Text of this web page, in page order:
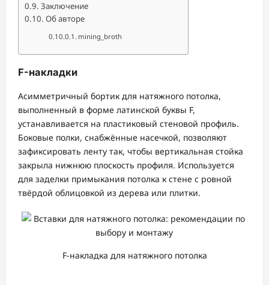
Заключение
Об авторе
mining_broth
F-накладки
Асимметричный бортик для натяжного потолка,
выполненный в форме латинской буквы F,
устанавливается на пластиковый стеновой профиль.
Боковые полки, снабжённые насечкой, позволяют
зафиксировать ленту так, чтобы вертикальная стойка
закрыла нижнюю плоскость профиля. Используется
для заделки примыкания потолка к стене с ровной
твёрдой облицовкой из дерева или плитки.
F-накладка для натяжного потолка